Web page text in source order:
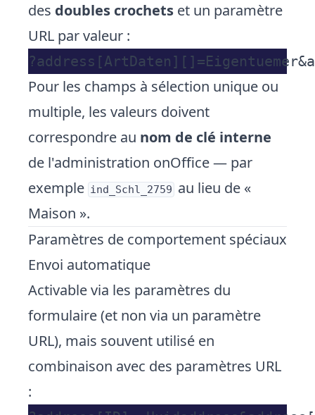
des doubles crochets et un paramètre
URL par valeur :
Pour les champs à sélection unique ou
multiple, les valeurs doivent
correspondre au nom de clé interne
de l'administration onOffice — par
exemple ind_Schl_2759 au lieu de «
Maison ».
Paramètres de comportement spéciaux
Envoi automatique
Activable via les paramètres du
formulaire (et non via un paramètre
URL), mais souvent utilisé en
combinaison avec des paramètres URL
: